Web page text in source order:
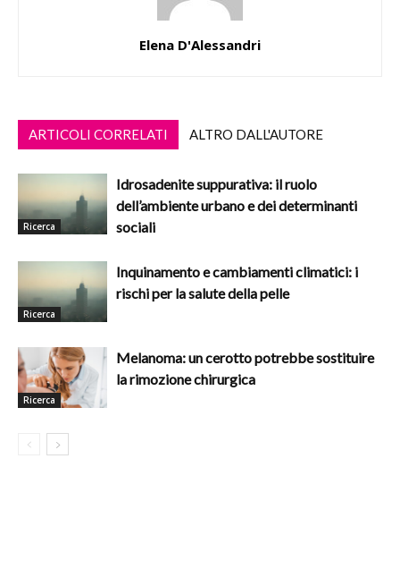
Elena D'Alessandri
ARTICOLI CORRELATI ALTRO DALL'AUTORE
Ricerca
Idrosadenite suppurativa: il ruolo
dell’ambiente urbano e dei determinanti
sociali
Ricerca
Inquinamento e cambiamenti climatici: i
rischi per la salute della pelle
Ricerca
Melanoma: un cerotto potrebbe sostituire
la rimozione chirurgica